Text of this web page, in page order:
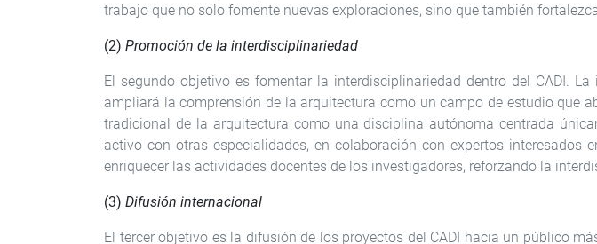
trabajo que no solo fomente nuevas exploraciones, sino que también
(2) Promoción de la interdisciplinariedad
El segundo objetivo es fomentar la interdisciplinariedad dentro del CADI.
ampliará la comprensión de la arquitectura como un campo de estudio que
tradicional de la arquitectura como una disciplina autónoma centrada
activo con otras especialidades, en colaboración con expertos
enriquecer las actividades docentes de los investigadores, reforzando la
(3) Difusión internacional
El tercer objetivo es la difusión de los proyectos del CADI hacia un público